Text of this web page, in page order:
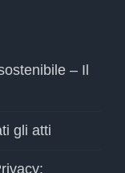
– Il
gli atti